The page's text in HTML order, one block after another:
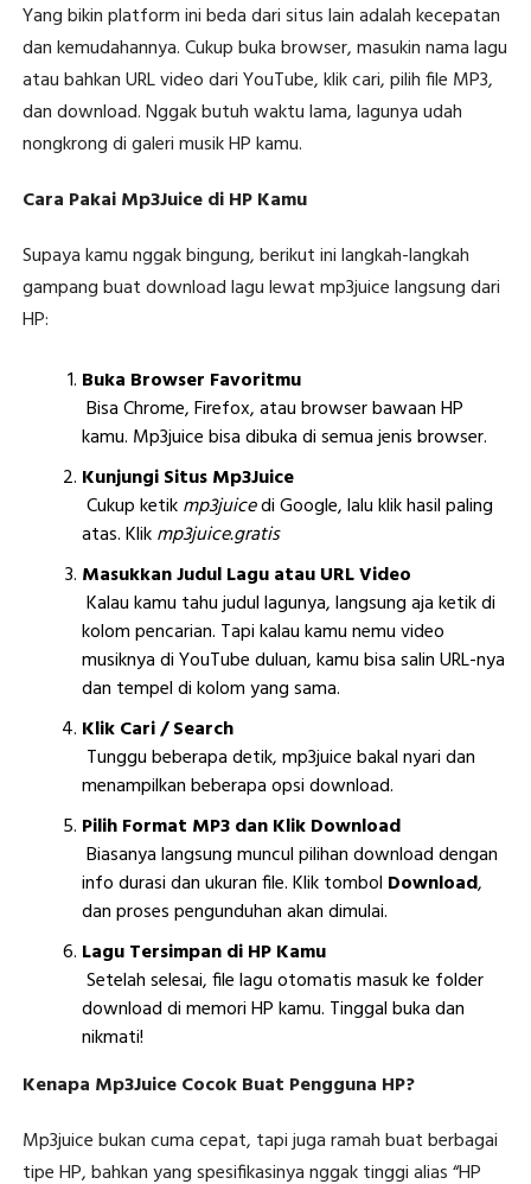
Yang bikin platform ini beda dari situs lain adalah kecepatan
dan kemudahannya. Cukup buka browser, masukin nama lagu
atau bahkan URL video dari YouTube, klik cari, pilih file MP3,
dan download. Nggak butuh waktu lama, lagunya udah
nongkrong di galeri musik HP kamu.
Cara Pakai Mp3Juice di HP Kamu
Supaya kamu nggak bingung, berikut ini langkah-langkah
gampang buat download lagu lewat mp3juice langsung dari
HP:
Buka Browser Favoritmu
Bisa Chrome, Firefox, atau browser bawaan HP
kamu. Mp3juice bisa dibuka di semua jenis browser.
Kunjungi Situs Mp3Juice
Cukup ketikmp3juicedi Google, lalu klik hasil paling
atas. Klikmp3juice.gratis
Masukkan Judul Lagu atau URL Video
Kalau kamu tahu judul lagunya, langsung aja ketik di
kolom pencarian. Tapi kalau kamu nemu video
musiknya di YouTube duluan, kamu bisa salin URL-nya
dan tempel di kolom yang sama.
Klik Cari / Search
Tunggu beberapa detik, mp3juice bakal nyari dan
menampilkan beberapa opsi download.
Pilih Format MP3 dan Klik Download
Biasanya langsung muncul pilihan download dengan
info durasi dan ukuran file. Klik tombol Download,
dan proses pengunduhan akan dimulai.
Lagu Tersimpan di HP Kamu
Setelah selesai, file lagu otomatis masuk ke folder
download di memori HP kamu. Tinggal buka dan
nikmati!
Kenapa Mp3Juice Cocok Buat Pengguna HP?
Mp3juice bukan cuma cepat, tapi juga ramah buat berbagai
tipe HP, bahkan yang spesifikasinya nggak tinggi alias “HP